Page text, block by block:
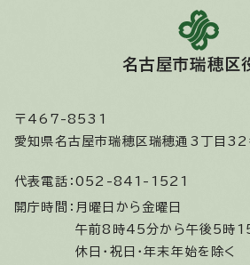
名古屋市瑞穂区
〒467-8531
愛知県名古屋市瑞穂区瑞穂通3丁目32
代表電話： 052-841-1521
開庁時間： 月曜日から金曜日
午前8時45分から午後5時
休日・祝日・年末年始を除く